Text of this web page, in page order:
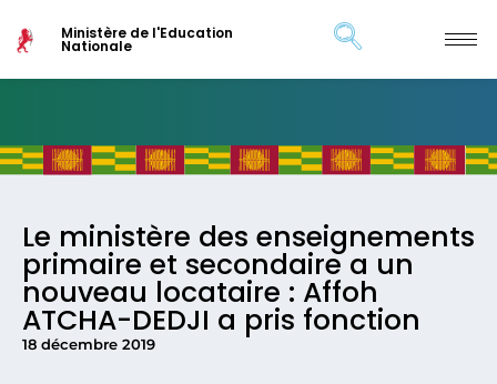
Ministère de l'Education
Nationale
Le ministère des enseignements
primaire et secondaire a un
nouveau locataire : Affoh
ATCHA-DEDJI a pris fonction
18 décembre 2019